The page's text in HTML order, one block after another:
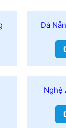
Đà
Nghệ